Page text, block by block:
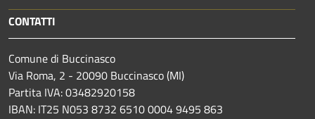
CONTATTI
Comune di Buccinasco
Via Roma, 2 - 20090 Buccinasco (MI)
Partita IVA: 03482920158
IBAN: IT25 N053 8732 6510 0004 9495 863